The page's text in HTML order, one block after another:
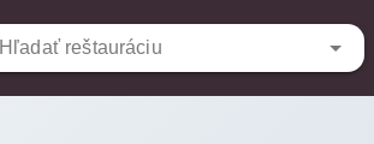
Hľadať reštauráciu
Chillout Steak & bar